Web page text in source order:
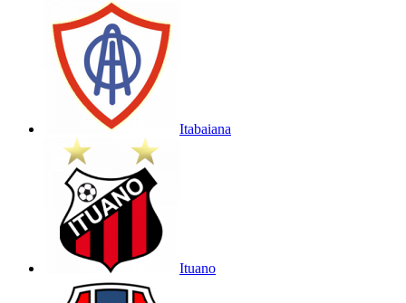
Itabaiana
Ituano